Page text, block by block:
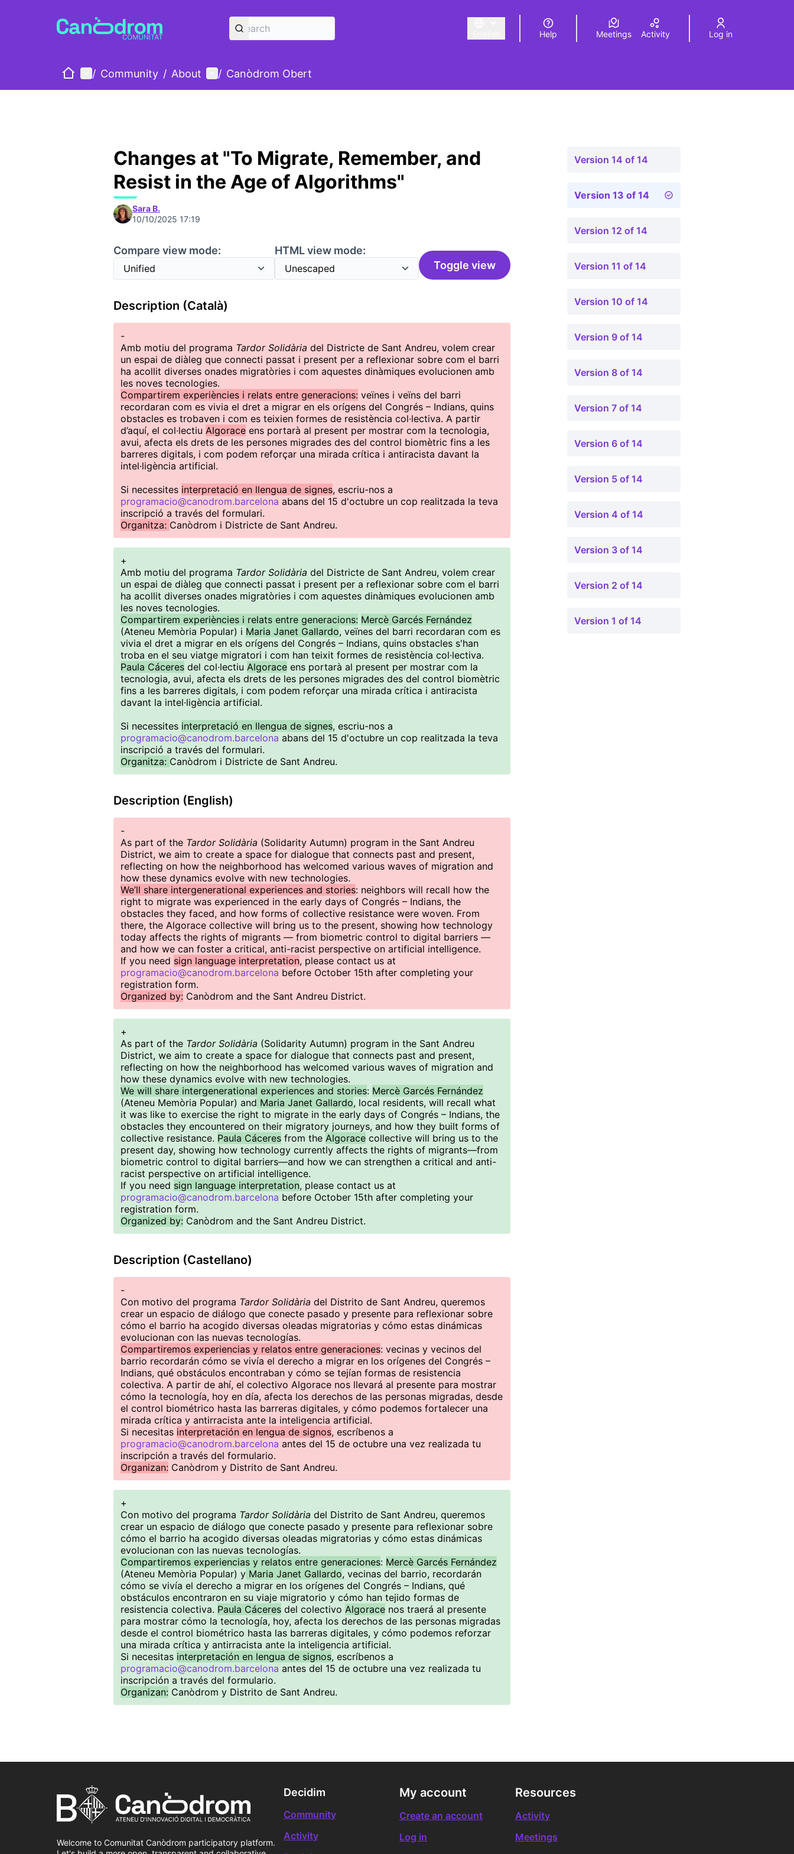
Triar la llengua Elegir el idiomaChoose language
Help Meetings Activity Log in
HomeMain menu
/ Community / About User menu
/ Canòdrom Obert
Changes at "To Migrate, Remember, and
Resist in the Age of Algorithms"
Sara B.
10/10/2025 17:19
Compare view mode:
HTML view mode:
Toggle view
Description (Català)
-
Amb motiu del programa Tardor Solidària del Districte de Sant Andreu, volem crear
un espai de diàleg que connecti passat i present per a reflexionar sobre com el barri
ha acollit diverses onades migratòries i com aquestes dinàmiques evolucionen amb
les noves tecnologies.
Compartirem experiències i relats entre generacions: veïnes i veïns del barri
recordaran com es vivia el dret a migrar en els orígens del Congrés – Indians, quins
obstacles es trobaven i com es teixien formes de resistència col·lectiva. A partir
d’aquí, el col·lectiu Algorace ens portarà al present per mostrar com la tecnologia,
avui, afecta els drets de les persones migrades des del control biomètric fins a les
barreres digitals, i com podem reforçar una mirada crítica i antiracista davant la
intel·ligència artificial.
Si necessites interpretació en llengua de signes, escriu-nos a
programacio@canodrom.barcelona abans del 15 d'octubre un cop realitzada la teva
inscripció a través del formulari.
Organitza: Canòdrom i Districte de Sant Andreu.
+
Amb motiu del programa Tardor Solidària del Districte de Sant Andreu, volem crear
un espai de diàleg que connecti passat i present per a reflexionar sobre com el barri
ha acollit diverses onades migratòries i com aquestes dinàmiques evolucionen amb
les noves tecnologies.
Compartirem experiències i relats entre generacions: Mercè Garcés Fernández
(Ateneu Memòria Popular) i Maria Janet Gallardo, veïnes del barri recordaran com es
vivia el dret a migrar en els orígens del Congrés – Indians, quins obstacles s'han
troba en el seu viatge migratori i com han teixit formes de resistència col·lectiva.
Paula Cáceres del col·lectiu Algorace ens portarà al present per mostrar com la
tecnologia, avui, afecta els drets de les persones migrades des del control biomètric
fins a les barreres digitals, i com podem reforçar una mirada crítica i antiracista
davant la intel·ligència artificial.
Si necessites interpretació en llengua de signes, escriu-nos a
programacio@canodrom.barcelona abans del 15 d'octubre un cop realitzada la teva
inscripció a través del formulari.
Organitza: Canòdrom i Districte de Sant Andreu.
Description (English)
-
As part of the Tardor Solidària (Solidarity Autumn) program in the Sant Andreu
District, we aim to create a space for dialogue that connects past and present,
reflecting on how the neighborhood has welcomed various waves of migration and
how these dynamics evolve with new technologies.
We’ll share intergenerational experiences and stories: neighbors will recall how the
right to migrate was experienced in the early days of Congrés – Indians, the
obstacles they faced, and how forms of collective resistance were woven. From
there, the Algorace collective will bring us to the present, showing how technology
today affects the rights of migrants — from biometric control to digital barriers —
and how we can foster a critical, anti-racist perspective on artificial intelligence.
If you need sign language interpretation, please contact us at
programacio@canodrom.barcelona before October 15th after completing your
registration form.
Organized by: Canòdrom and the Sant Andreu District.
+
As part of the Tardor Solidària (Solidarity Autumn) program in the Sant Andreu
District, we aim to create a space for dialogue that connects past and present,
reflecting on how the neighborhood has welcomed various waves of migration and
how these dynamics evolve with new technologies.
We will share intergenerational experiences and stories: Mercè Garcés Fernández
(Ateneu Memòria Popular) and Maria Janet Gallardo, local residents, will recall what
it was like to exercise the right to migrate in the early days of Congrés – Indians, the
obstacles they encountered on their migratory journeys, and how they built forms of
collective resistance. Paula Cáceres from the Algorace collective will bring us to the
present day, showing how technology currently affects the rights of migrants—from
biometric control to digital barriers—and how we can strengthen a critical and anti-
racist perspective on artificial intelligence.
If you need sign language interpretation, please contact us at
programacio@canodrom.barcelona before October 15th after completing your
registration form.
Organized by: Canòdrom and the Sant Andreu District.
Description (Castellano)
-
Con motivo del programa Tardor Solidària del Distrito de Sant Andreu, queremos
crear un espacio de diálogo que conecte pasado y presente para reflexionar sobre
cómo el barrio ha acogido diversas oleadas migratorias y cómo estas dinámicas
evolucionan con las nuevas tecnologías.
Compartiremos experiencias y relatos entre generaciones: vecinas y vecinos del
barrio recordarán cómo se vivía el derecho a migrar en los orígenes del Congrés –
Indians, qué obstáculos encontraban y cómo se tejían formas de resistencia
colectiva. A partir de ahí, el colectivo Algorace nos llevará al presente para mostrar
cómo la tecnología, hoy en día, afecta los derechos de las personas migradas, desde
el control biométrico hasta las barreras digitales, y cómo podemos fortalecer una
mirada crítica y antirracista ante la inteligencia artificial.
Si necesitas interpretación en lengua de signos, escríbenos a
programacio@canodrom.barcelona antes del 15 de octubre una vez realizada tu
inscripción a través del formulario.
Organizan: Canòdrom y Distrito de Sant Andreu.
+
Con motivo del programa Tardor Solidària del Distrito de Sant Andreu, queremos
crear un espacio de diálogo que conecte pasado y presente para reflexionar sobre
cómo el barrio ha acogido diversas oleadas migratorias y cómo estas dinámicas
evolucionan con las nuevas tecnologías.
Compartiremos experiencias y relatos entre generaciones: Mercè Garcés Fernández
(Ateneu Memòria Popular) y Maria Janet Gallardo, vecinas del barrio, recordarán
cómo se vivía el derecho a migrar en los orígenes del Congrés – Indians, qué
obstáculos encontraron en su viaje migratorio y cómo han tejido formas de
resistencia colectiva. Paula Cáceres del colectivo Algorace nos traerá al presente
para mostrar cómo la tecnología, hoy, afecta los derechos de las personas migradas
desde el control biométrico hasta las barreras digitales, y cómo podemos reforzar
una mirada crítica y antirracista ante la inteligencia artificial.
Si necesitas interpretación en lengua de signos, escríbenos a
programacio@canodrom.barcelona antes del 15 de octubre una vez realizada tu
inscripción a través del formulario.
Organizan: Canòdrom y Distrito de Sant Andreu.
Version 14 of 14
Version 13 of 14
Version 12 of 14
Version 11 of 14
Version 10 of 14
Version 9 of 14
Version 8 of 14
Version 7 of 14
Version 6 of 14
Version 5 of 14
Version 4 of 14
Version 3 of 14
Version 2 of 14
Version 1 of 14
Welcome to Comunitat Canòdrom participatory platform.
Decidim
Community
Activity
My account
Create an account
Log in
Resources
Activity
Meetings